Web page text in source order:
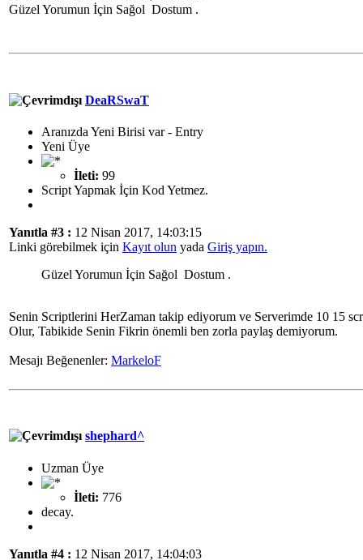
Güzel Yorumun İçin Sağol Dostum .
DeaRSwaT
Aranızda Yeni Birisi var - Entry
Yeni Üye
İleti: 99
Script Yapmak İçin Kod Yetmez.
Yanıtla #3 : 12 Nisan 2017, 14:03:15
Linki görebilmek için Kayıt olun yada Giriş yapın.
Güzel Yorumun İçin Sağol Dostum .
Senin Scriptlerini HerZaman takip ediyorum ve Serverimde 10 15
Olur, Tabikide Senin Fikrin önemli ben zorla paylaş demiyorum.
Mesajı Beğenenler: MarkeloF
shephard^
Uzman Üye
İleti: 776
decay.
Yanıtla #4 : 12 Nisan 2017, 14:04:03